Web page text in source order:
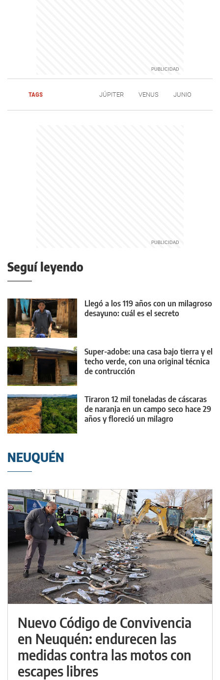
TAGS JÚPITER VENUS JUNIO
Seguí leyendo
Llegó a los 119 años con un milagroso
desayuno: cuál es el secreto
Super-adobe: una casa bajo tierra y el
techo verde, con una original técnica
de contrucción
Tiraron 12 mil toneladas de cáscaras
de naranja en un campo seco hace 29
años y floreció un milagro
NEUQUÉN
Nuevo Código de Convivencia
en Neuquén: endurecen las
medidas contra las motos con
escapes libres